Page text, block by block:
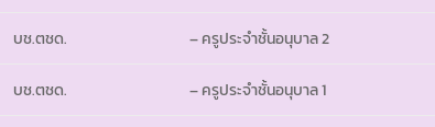
บช.ตชด. – ครูประจำชั้นอนุบาล 2
บช.ตชด. – ครูประจำชั้นอนุบาล 1